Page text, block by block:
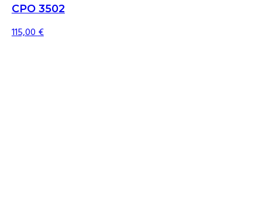
CPO 3502
115,00€